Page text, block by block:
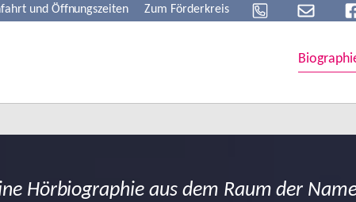
und Öffnungszeiten Zum Förderkreis
Hörbiographie aus dem Raum der